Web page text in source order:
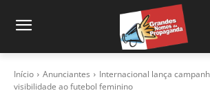
Início Anunciantes
Internacional lança
visibilidade ao futebol feminino